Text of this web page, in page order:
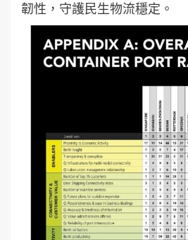
韌性，守護民生物流穩定。